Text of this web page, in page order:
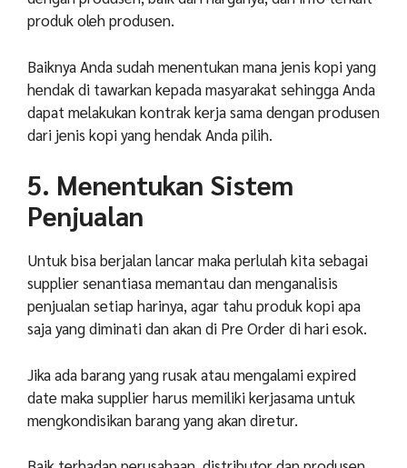
produk oleh produsen.
Baiknya Anda sudah menentukan mana jenis kopi yang
hendak di tawarkan kepada masyarakat sehingga Anda
dapat melakukan kontrak kerja sama dengan produsen
dari jenis kopi yang hendak Anda pilih.
5. Menentukan Sistem
Penjualan
Untuk bisa berjalan lancar maka perlulah kita sebagai
supplier senantiasa memantau dan menganalisis
penjualan setiap harinya, agar tahu produk kopi apa
saja yang diminati dan akan di Pre Order di hari esok.
Jika ada barang yang rusak atau mengalami expired
date maka supplier harus memiliki kerjasama untuk
mengkondisikan barang yang akan diretur.